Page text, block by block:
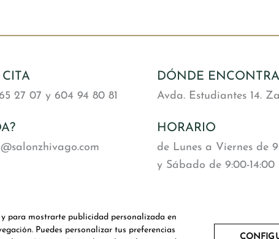
CITA
27 07 y 604 94 80 81
DÓNDE
Avda. Estudiantes 14.
HORARIO
de Lunes a Viernes de
y Sábado de 9:00-14:00
Accesibilidad Mapa web Ayudas recibidas
para mostrarte publicidad personalizada en
Puedes personalizar tus preferencias